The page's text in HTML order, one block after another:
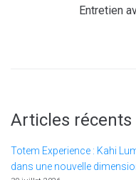
Entretien
Articles récents
Totem Experience : Kahi
dans une nouvelle